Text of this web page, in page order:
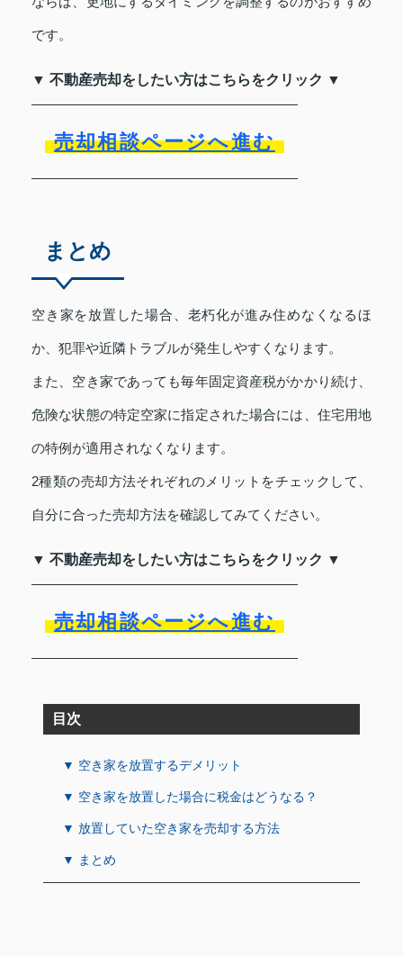
です。
▼ 不動産売却をしたい方はこちらをクリック ▼
売却相談ページへ進む
まとめ
空き家を放置した場合、老朽化が進み住めなくなるほ
か、犯罪や近隣トラブルが発生しやすくなります。
また、空き家であっても毎年固定資産税がかかり続け、
危険な状態の特定空家に指定された場合には、住宅用地
の特例が適用されなくなります。
2種類の売却方法それぞれのメリットをチェックして、
自分に合った売却方法を確認してみてください。
▼ 不動産売却をしたい方はこちらをクリック ▼
売却相談ページへ進む
目次
▼ 空き家を放置するデメリット
▼ 空き家を放置した場合に税金はどうなる？
▼ 放置していた空き家を売却する方法
▼ まとめ